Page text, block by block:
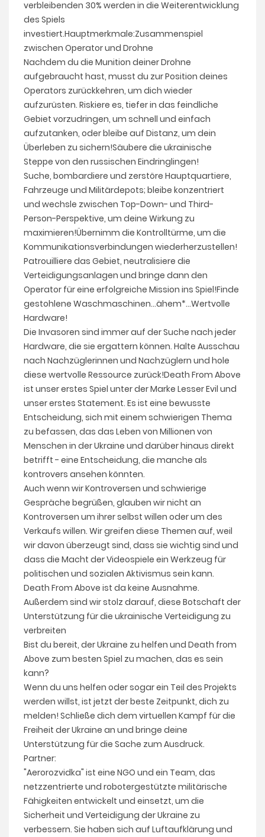
verbleibenden 30% werden in die Weiterentwicklung
des Spiels
investiert.Hauptmerkmale:Zusammenspiel
zwischen Operator und Drohne
Nachdem du die Munition deiner Drohne
aufgebraucht hast, musst du zur Position deines
Operators zurückkehren, um dich wieder
aufzurüsten. Riskiere es, tiefer in das feindliche
Gebiet vorzudringen, um schnell und einfach
aufzutanken, oder bleibe auf Distanz, um dein
Überleben zu sichern!Säubere die ukrainische
Steppe von den russischen Eindringlingen!
Suche, bombardiere und zerstöre Hauptquartiere,
Fahrzeuge und Militärdepots; bleibe konzentriert
und wechsle zwischen Top-Down- und Third-
Person-Perspektive, um deine Wirkung zu
maximieren!Übernimm die Kontrolltürme, um die
Kommunikationsverbindungen wiederherzustellen!
Patrouilliere das Gebiet, neutralisiere die
Verteidigungsanlagen und bringe dann den
Operator für eine erfolgreiche Mission ins Spiel!Finde
gestohlene Waschmaschinen...ähem*...Wertvolle
Hardware!
Die Invasoren sind immer auf der Suche nach jeder
Hardware, die sie ergattern können. Halte Ausschau
nach Nachzüglerinnen und Nachzüglern und hole
diese wertvolle Ressource zurück!Death From Above
ist unser erstes Spiel unter der Marke Lesser Evil und
unser erstes Statement. Es ist eine bewusste
Entscheidung, sich mit einem schwierigen Thema
zu befassen, das das Leben von Millionen von
Menschen in der Ukraine und darüber hinaus direkt
betrifft - eine Entscheidung, die manche als
kontrovers ansehen könnten.
Auch wenn wir Kontroversen und schwierige
Gespräche begrüßen, glauben wir nicht an
Kontroversen um ihrer selbst willen oder um des
Verkaufs willen. Wir greifen diese Themen auf, weil
wir davon überzeugt sind, dass sie wichtig sind und
dass die Macht der Videospiele ein Werkzeug für
politischen und sozialen Aktivismus sein kann.
Death From Above ist da keine Ausnahme.
Außerdem sind wir stolz darauf, diese Botschaft der
Unterstützung für die ukrainische Verteidigung zu
verbreiten
Bist du bereit, der Ukraine zu helfen und Death from
Above zum besten Spiel zu machen, das es sein
kann?
Wenn du uns helfen oder sogar ein Teil des Projekts
werden willst, ist jetzt der beste Zeitpunkt, dich zu
melden! Schließe dich dem virtuellen Kampf für die
Freiheit der Ukraine an und bringe deine
Unterstützung für die Sache zum Ausdruck.
Partner:
"Aerorozvidka" ist eine NGO und ein Team, das
netzzentrierte und robotergestützte militärische
Fähigkeiten entwickelt und einsetzt, um die
Sicherheit und Verteidigung der Ukraine zu
verbessern. Sie haben sich auf Luftaufklärung und